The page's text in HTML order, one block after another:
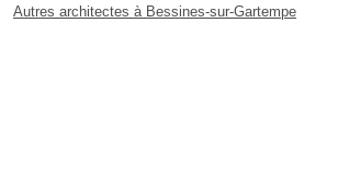
Autres architectes à Bessines-sur-Gartempe